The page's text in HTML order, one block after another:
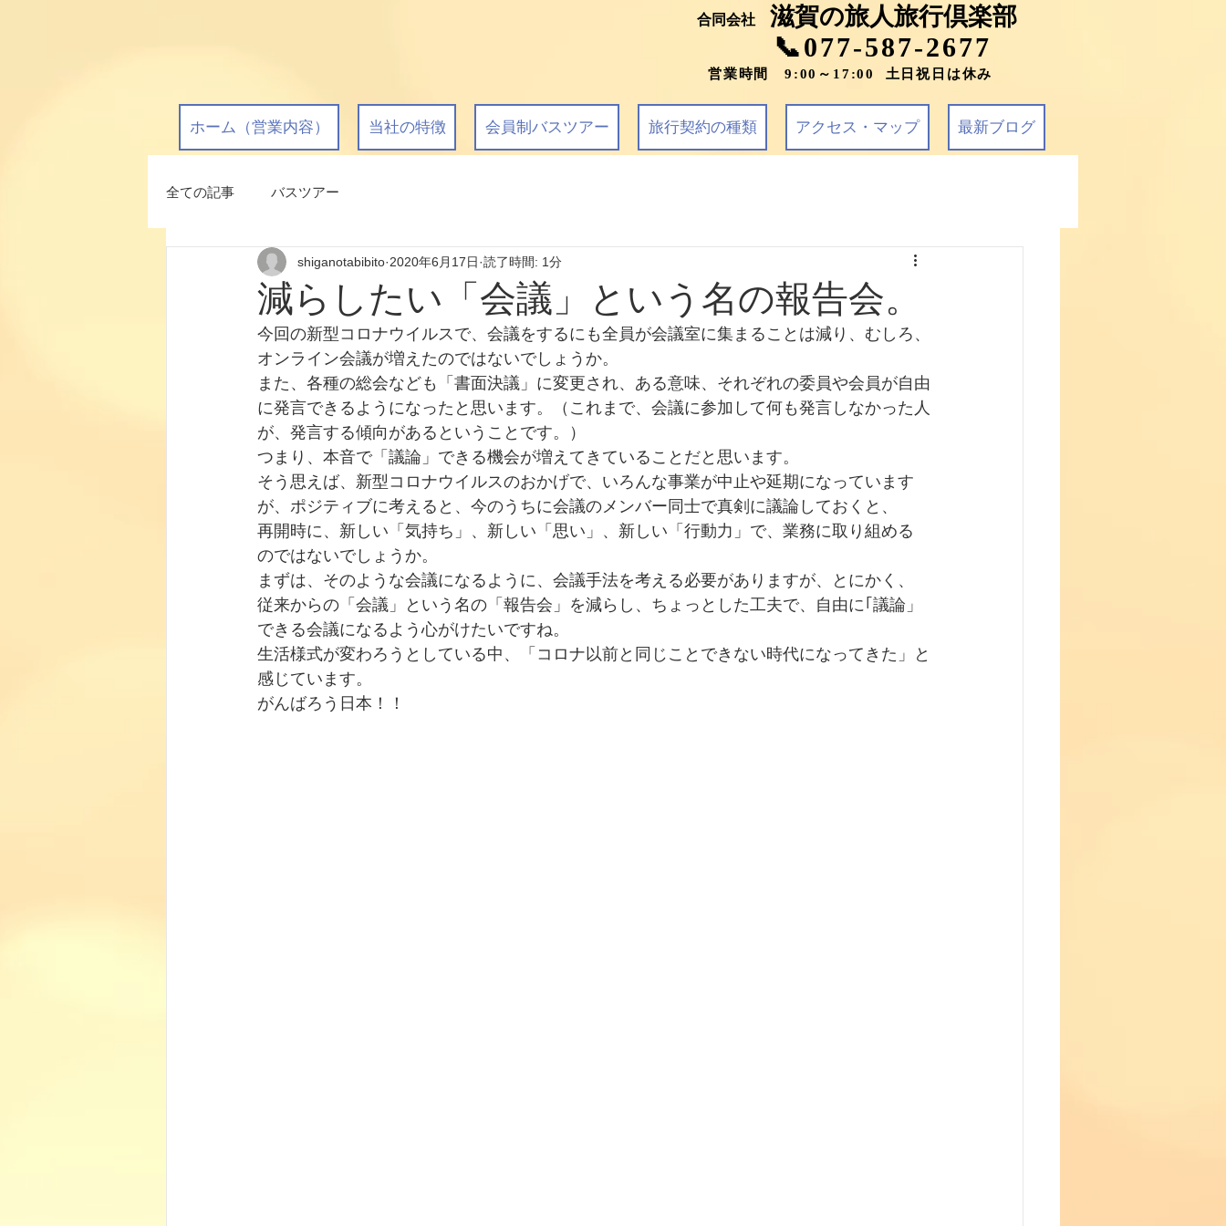
合同会社 滋賀の旅人旅行倶楽部
📞077-587-2677
営業時間 9:00～17:00 土日祝日は休み
ホーム（営業内容） 当社の特徴 会員制バスツアー 旅行契約の種類 アクセス・マップ 最新ブログ
全ての記事 バスツアー
減らしたい「会議」という名の報告会。
shiganotabibito 2020年6月17日 読了時間: 1分
今回の新型コロナウイルスで、会議をするにも全員が会議室に集まることは減り、むしろ、
オンライン会議が増えたのではないでしょうか。
また、各種の総会なども「書面決議」に変更され、ある意味、それぞれの委員や会員が自由
に発言できるようになったと思います。（これまで、会議に参加して何も発言しなかった人
が、発言する傾向があるということです。）
つまり、本音で「議論」できる機会が増えてきていることだと思います。
そう思えば、新型コロナウイルスのおかげで、いろんな事業が中止や延期になっています
が、ポジティブに考えると、今のうちに会議のメンバー同士で真剣に議論しておくと、
再開時に、新しい「気持ち」、新しい「思い」、新しい「行動力」で、業務に取り組める
のではないでしょうか。
まずは、そのような会議になるように、会議手法を考える必要がありますが、とにかく、
従来からの「会議」という名の「報告会」を減らし、ちょっとした工夫で、自由に｢議論」
できる会議になるよう心がけたいですね。
生活様式が変わろうとしている中、「コロナ以前と同じことできない時代になってきた」と
感じています。
がんばろう日本！！